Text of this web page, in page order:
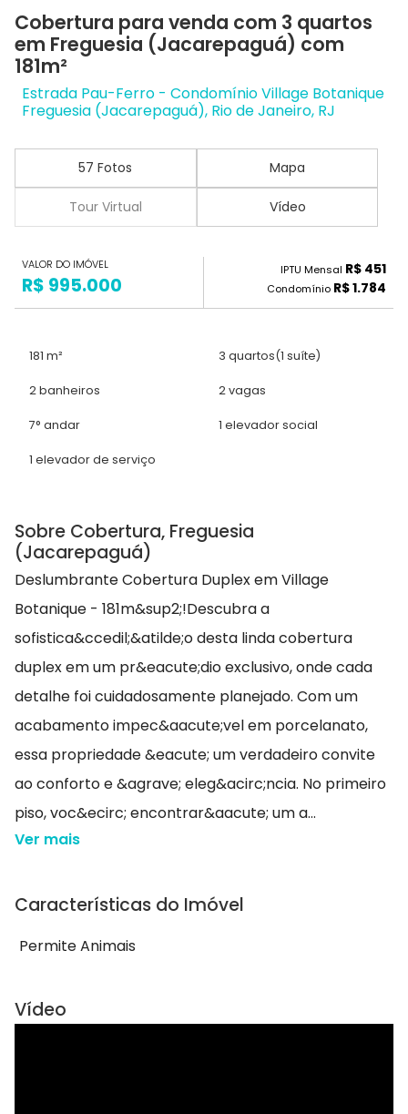
Cobertura para venda com 3 quartos
em Freguesia (Jacarepaguá) com
181m²
Estrada Pau-Ferro - Condomínio Village Botanique
Freguesia (Jacarepaguá), Rio de Janeiro, RJ
57 Fotos Mapa
Tour Virtual Vídeo
VALOR DO IMÓVEL
R$ 995.000
IPTU Mensal R$ 451
Condomínio R$ 1.784
181 m² 3 quartos(1 suíte)
2 banheiros 2 vagas
7° andar 1 elevador social
1 elevador de serviço
Sobre Cobertura, Freguesia
(Jacarepaguá)
Deslumbrante Cobertura Duplex em Village
Botanique - 181m&sup2;!Descubra a
sofistica&ccedil;&atilde;o desta linda cobertura
duplex em um pr&eacute;dio exclusivo, onde cada
detalhe foi cuidadosamente planejado. Com um
acabamento impec&aacute;vel em porcelanato,
essa propriedade &eacute; um verdadeiro convite
ao conforto e &agrave; eleg&acirc;ncia. No primeiro
piso, voc&ecirc; encontrar&aacute; um a...
Ver mais
Características do Imóvel
Permite Animais
Vídeo